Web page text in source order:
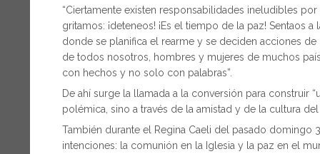
“Ciertamente existen responsabilidades ineludibles
gritamos: ¡deteneos! ¡Es el tiempo de la paz! Sentaos
donde se planifica el rearme y se deciden acciones
de todos nosotros, hombres y mujeres de muchos
con hechos y no solo con palabras”.
De ahí surge la llamada a la conversión para construir
polémica, sino a través de la amistad y de la cultura
También durante el Regina Caeli del pasado domingo
intenciones: la comunión en la Iglesia y la paz en el